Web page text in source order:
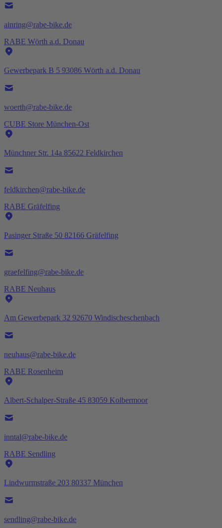
ainring@rabe-bike.de
RABE Wörth a.d. Donau
Gewerbepark B 5 93086 Wörth a.d. Donau
woerth@rabe-bike.de
CUBE Store München-Ost
Münchner Str. 14a 85622 Feldkirchen
feldkirchen@rabe-bike.de
RABE Gräfelfing
Pasinger Straße 50 82166 Gräfelfing
graefelfing@rabe-bike.de
RABE Neuhaus
Am Gewerbepark 32 92670 Windischeschenbach
neuhaus@rabe-bike.de
RABE Rosenheim
Albert-Schalper-Straße 45 83059 Kolbermoor
inntal@rabe-bike.de
RABE Sendling
Lindwurmstraße 203 80337 München
sendling@rabe-bike.de